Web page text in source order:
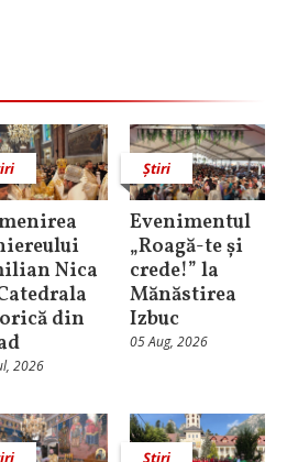
Nica
din
2026
Știri
Evenimentul
„Roagă-te și
crede!” la
Mănăstirea
Izbuc
05 Aug, 2026
Știri